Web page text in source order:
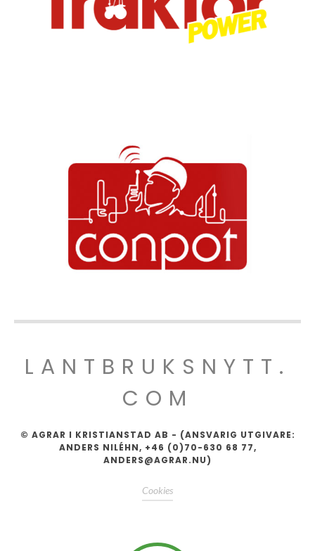
LANTBRUKSNYTT.
COM
© AGRAR I KRISTIANSTAD AB - (ANSVARIG UTGIVARE:
ANDERS NILÉHN, +46 (0)70-630 68 77,
ANDERS@AGRAR.NU)
Cookies